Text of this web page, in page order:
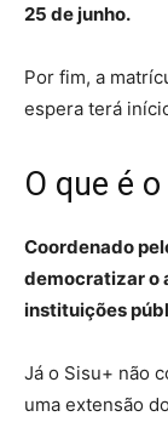
25 de junho.
Por fim, a
espera terá
O que é
Coordenado
democratizar o
instituições
Já o Sisu+ não
uma extensão